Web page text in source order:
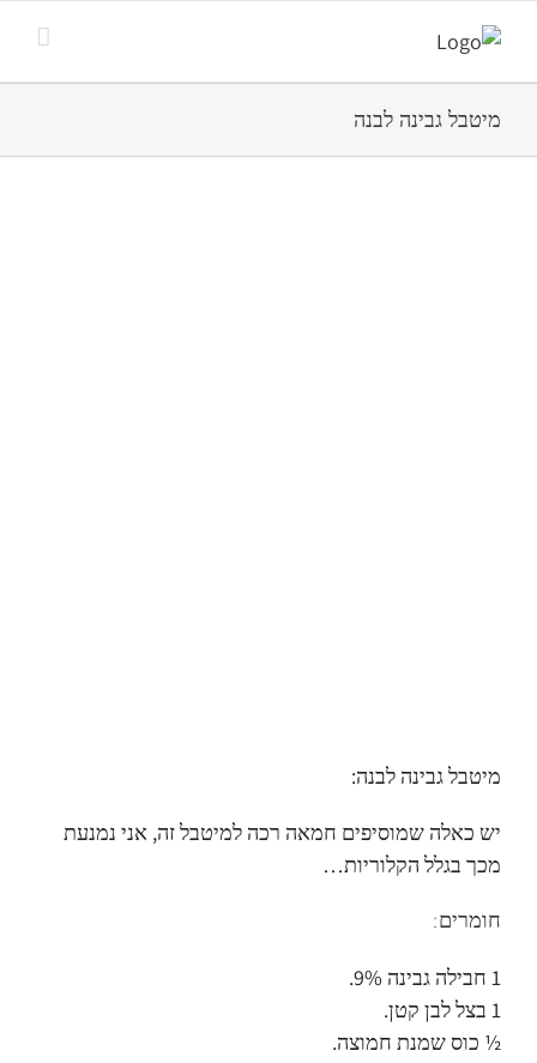
מיטבל גבינה לבנה
מיטבל גבינה לבנה:
יש כאלה שמוסיפים חמאה רכה למיטבל זה, אני נמנעת
מכך בגלל הקלוריות…
חומרים:
1 חבילה גבינה 9%.
1 בצל לבן קטן.
½ כוס שמנת חמוצה.